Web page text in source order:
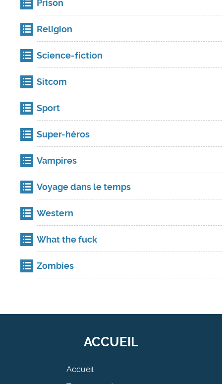
Prison
Religion
Science-fiction
Sitcom
Sport
Super-héros
Vampires
Voyage dans le temps
Western
What the fuck
Zombies
ACCUEIL
Accueil